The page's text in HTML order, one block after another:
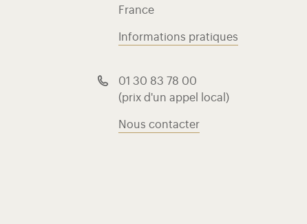
France
Informations pratiques
01 30 83 78 00
(prix d'un appel local)
Nous contacter